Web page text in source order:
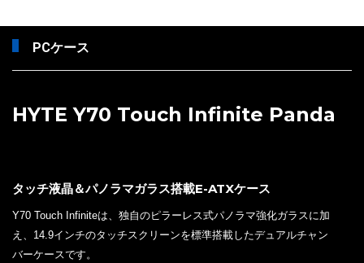
PCケース
HYTE Y70 Touch Infinite Panda
タッチ液晶＆パノラマガラス搭載E-ATXケース
Y70 Touch Infiniteは、独自のピラーレス式パノラマ強化ガラスに加
え、14.9インチのタッチスクリーンを標準搭載したデュアルチャン
バーケースです。